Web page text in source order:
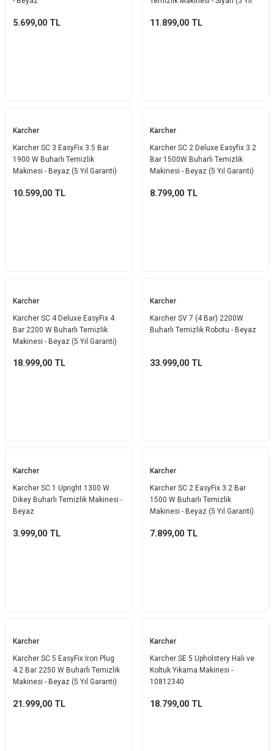
5.699,00 TL 11.899,00 TL
Karcher
Karcher SC 3 EasyFix 3.5 Bar
1900 W Buharlı Temizlik
Makinesi - Beyaz (5 Yıl Garanti)
10.599,00 TL
Karcher
Karcher SC 2 Deluxe Easyfix 3.2
Bar 1500W Buharlı Temizlik
Makinesi - Beyaz (5 Yıl Garanti)
8.799,00 TL
Karcher
Karcher SC 4 Deluxe EasyFix 4
Bar 2200 W Buharlı Temizlik
Makinesi - Beyaz (5 Yıl Garanti)
18.999,00 TL
Karcher
Karcher SV 7 (4 Bar) 2200W
Buharlı Temizlik Robotu - Beyaz
33.999,00 TL
Karcher
Karcher SC 1 Upright 1300 W
Dikey Buharlı Temizlik Makinesi -
Beyaz
3.999,00 TL
Karcher
Karcher SC 2 EasyFix 3.2 Bar
1500 W Buharlı Temizlik
Makinesi - Beyaz (5 Yıl Garanti)
7.899,00 TL
Karcher
Karcher SC 5 EasyFix Iron Plug
4.2 Bar 2250 W Buharlı Temizlik
Makinesi - Beyaz (5 Yıl Garanti)
21.999,00 TL
Karcher
Karcher SE 5 Upholstery Halı ve
Koltuk Yıkama Makinesi -
10812340
18.799,00 TL